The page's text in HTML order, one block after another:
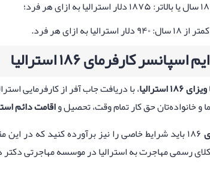
به ازای هر فرد.
کارفرمای ۱۸۶ استرالیا
ویزای ۱۸۶ استرالیا
، با دریافت جاب آفر از کارفرمایی
و خانواده‌تان حق کار تمام وقت، تحصیل واقامت دائم
۱۸۶ باید شرایط خاصی را نیز برآورده کنید که در این مقاله، به شرح این موارد پرداختیم. برای
رسمی مهاجرت به استرالیا در موسسه مهاجرتی